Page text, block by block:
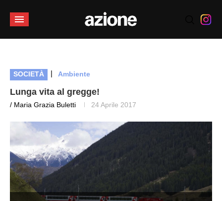
SOCIETÀ | Ambiente
Lunga vita al gregge!
/ Maria Grazia Buletti 24 Aprile 2017